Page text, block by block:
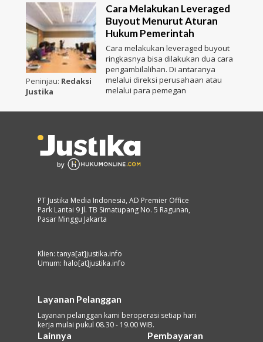
Peninjau: Redaksi
Justika
Cara Melakukan Leveraged
Buyout Menurut Aturan
Hukum Pemerintah
Cara melakukan leveraged buyout
ringkasnya bisa dilakukan dua cara
pengambilalihan. Di antaranya
melalui direksi perusahaan atau
melalui para pemegan
PT Justika Media Indonesia, AD Premier Office
Park Lantai 9 Jl. TB Simatupang No. 5 Ragunan,
Pasar Minggu Jakarta
Klien: tanya[at]justika.info
Umum: halo[at]justika.info
Layanan Pelanggan
Layanan pelanggan kami beroperasi setiap hari
kerja mulai pukul 08.30 - 19.00 WIB.
Lainnya Pembayaran